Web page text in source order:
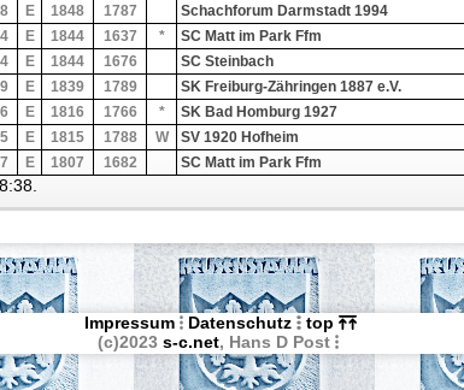
E 1848 1787 Schachforum Darmstadt 1994
E 1844 1637 * SC Matt im Park Ffm
E 1844 1676 SC Steinbach
E 1839 1789 SK Freiburg-Zähringen 1887 e.V.
E 1816 1766 * SK Bad Homburg 1927
E 1815 1788 W SV 1920 Hofheim
E 1807 1682 SC Matt im Park Ffm
Impressum Datenschutz
top
(c)2023 s-c.net, Hans D Post